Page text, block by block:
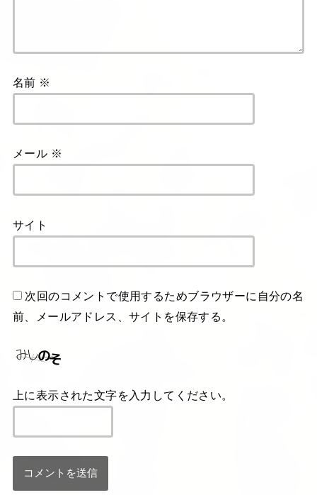
名前 ※
メール ※
サイト
次回のコメントで使用するためブラウザーに自分の名
前、メールアドレス、サイトを保存する。
上に表示された文字を入力してください。